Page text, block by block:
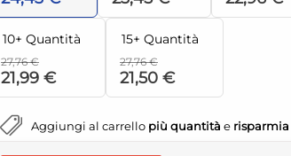
10+ Quantità
27,76 €
21,99 €
15+ Quantità
27,76 €
21,50 €
Aggiungi al carrello più quantità e risparmia